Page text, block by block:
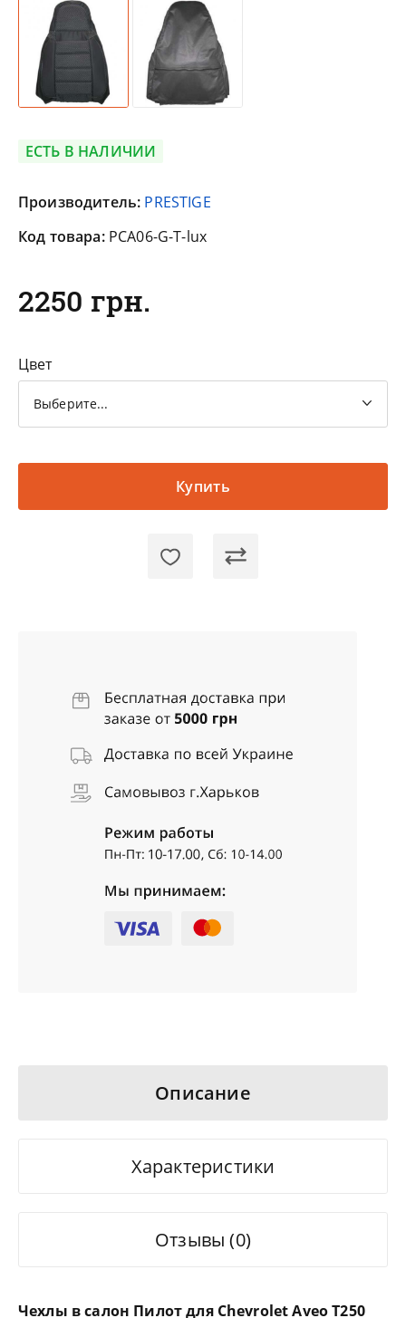
ЕСТЬ В НАЛИЧИИ
Производитель: PRESTIGE
Код товара: PCA06-G-T-lux
2250 грн.
Цвет
Выберите...
Купить
Описание
Характеристики
Отзывы (0)
Чехлы в салон Пилот для Chevrolet Aveo T250